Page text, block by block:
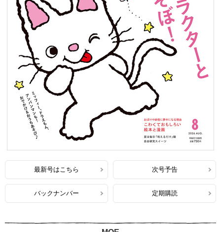
最新号はこちら 次号予告
バックナンバー 定期購読